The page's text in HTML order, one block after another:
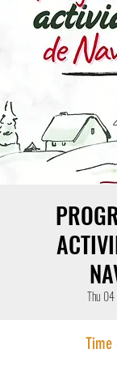
Thu 04
Time